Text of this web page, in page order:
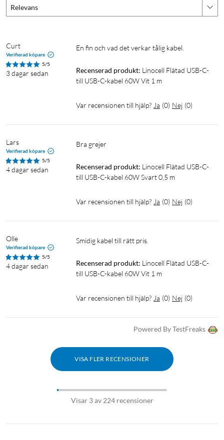
Relevans
Curt
Verifierad köpare
5/5
3 dagar sedan
En fin och vad det verkar tålig kabel.
Recenserad produkt: Linocell Flätad USB-C-
till USB-C-kabel 60W Vit 1 m
Var recensionen till hjälp? Ja (0) Nej (0)
Lars
Verifierad köpare
5/5
4 dagar sedan
Bra grejer
Recenserad produkt: Linocell Flätad USB-C-
till USB-C-kabel 60W Svart 0,5 m
Var recensionen till hjälp? Ja (0) Nej (0)
Olle
Verifierad köpare
5/5
4 dagar sedan
Smidig kabel till rätt pris.
Recenserad produkt: Linocell Flätad USB-C-
till USB-C-kabel 60W Vit 1 m
Var recensionen till hjälp? Ja (0) Nej (0)
Powered By TestFreaks
VISA FLER RECENSIONER
Visar 3 av 224 recensioner